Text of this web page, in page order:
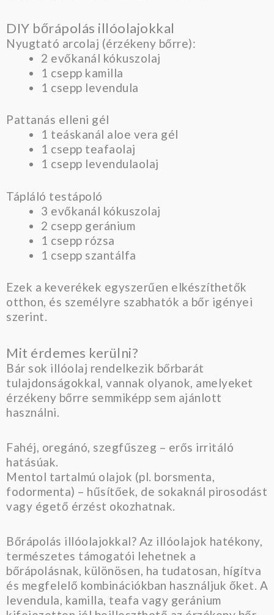
DIY bőrápolás illóolajokkal
Nyugtató arcolaj (érzékeny bőrre):
2 evőkanál kókuszolaj
1 csepp kamilla
1 csepp levendula
Pattanás elleni gél
1 teáskanál aloe vera gél
1 csepp teafaolaj
1 csepp levendulaolaj
Tápláló testápoló
3 evőkanál kókuszolaj
2 csepp geránium
1 csepp rózsa
1 csepp szantálfa
Ezek a keverékek egyszerűen elkészíthetők
otthon, és személyre szabhatók a bőr igényei
szerint.
Mit érdemes kerülni?
Bár sok illóolaj rendelkezik bőrbarát
tulajdonságokkal, vannak olyanok, amelyeket
érzékeny bőrre semmiképp sem ajánlott
használni.
Fahéj, oregánó, szegfűszeg – erős irritáló
hatásúak.
Mentol tartalmú olajok (pl. borsmenta,
fodormenta) – hűsítőek, de sokaknál pirosodást
vagy égető érzést okozhatnak.
Bőrápolás illóolajokkal? Az illóolajok hatékony,
természetes támogatói lehetnek a
bőrápolásnak, különösen, ha tudatosan, hígítva
és megfelelő kombinációkban használjuk őket. A
levendula, kamilla, teafa vagy geránium